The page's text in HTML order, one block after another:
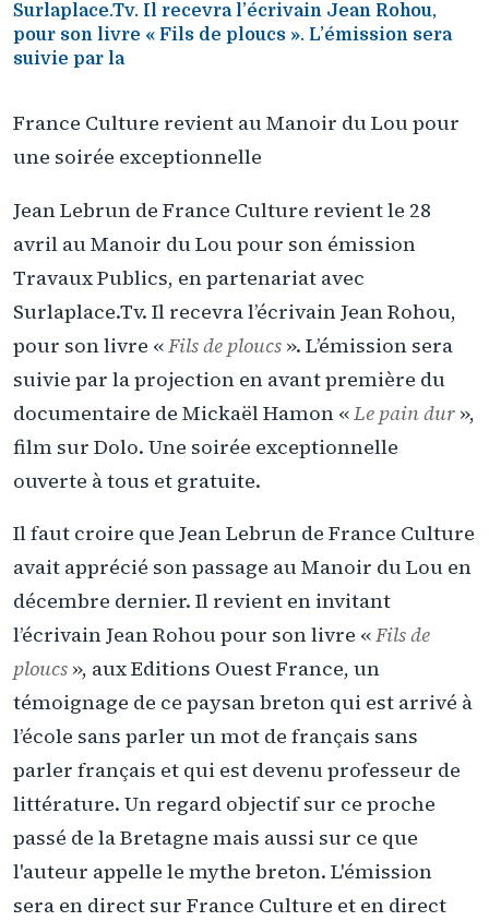
Surlaplace.Tv. Il recevra l’écrivain Jean Rohou,
pour son livre « Fils de ploucs ». L’émission sera
suivie par la
France Culture revient au Manoir du Lou pour
une soirée exceptionnelle
Jean Lebrun de France Culture revient le 28
avril au Manoir du Lou pour son émission
Travaux Publics, en partenariat avec
Surlaplace.Tv. Il recevra l’écrivain Jean Rohou,
pour son livre «Fils de ploucs ». L’émission sera
suivie par la projection en avant première du
documentaire de Mickaël Hamon «Le pain dur »,
film sur Dolo. Une soirée exceptionnelle
ouverte à tous et gratuite.
Il faut croire que Jean Lebrun de France Culture
avait apprécié son passage au Manoir du Lou en
décembre dernier. Il revient en invitant
l’écrivain Jean Rohou pour son livre «Fils de
ploucs », aux Editions Ouest France, un
témoignage de ce paysan breton qui est arrivé à
l’école sans parler un mot de français sans
parler français et qui est devenu professeur de
littérature. Un regard objectif sur ce proche
passé de la Bretagne mais aussi sur ce que
l'auteur appelle le mythe breton. L'émission
sera en direct sur France Culture et en direct